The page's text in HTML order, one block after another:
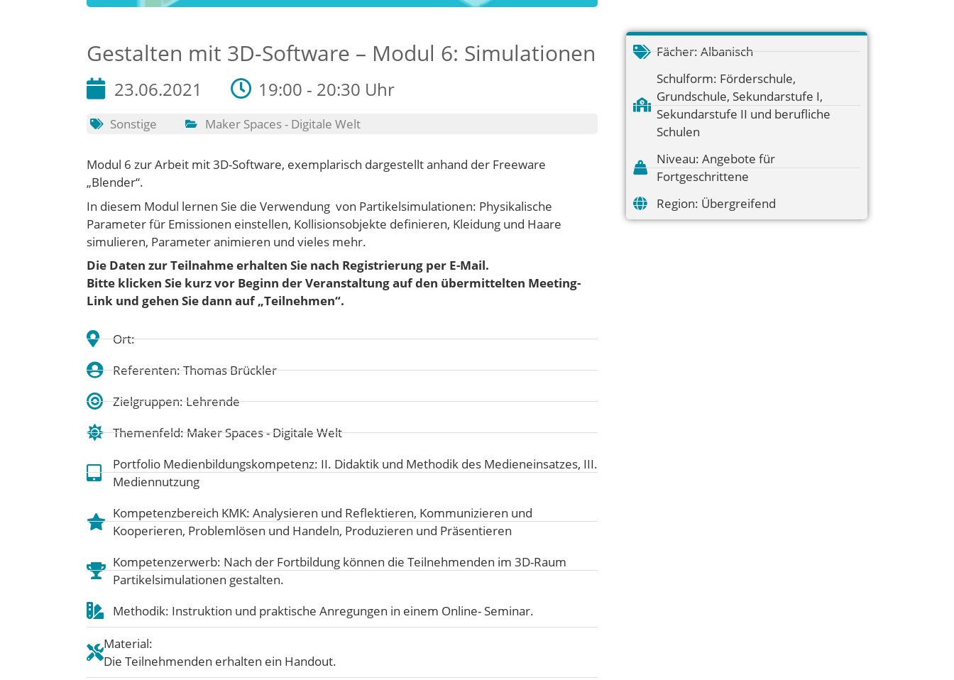
Gestalten mit 3D-Software – Modul 6: Simulationen
23.06.2021 19:00 - 20:30 Uhr
Sonstige Maker Spaces - Digitale Welt
Modul 6 zur Arbeit mit 3D-Software, exemplarisch dargestellt anhand der Freeware
„Blender“.
In diesem Modul lernen Sie die Verwendung von Partikelsimulationen: Physikalische
Parameter für Emissionen einstellen, Kollisionsobjekte definieren, Kleidung und Haare
simulieren, Parameter animieren und vieles mehr.
Die Daten zur Teilnahme erhalten Sie nach Registrierung per E-Mail.
Bitte klicken Sie kurz vor Beginn der Veranstaltung auf den übermittelten Meeting-
Link und gehen Sie dann auf „Teilnehmen“.
Ort:
Referenten: Thomas Brückler
Zielgruppen: Lehrende
Themenfeld:Maker Spaces - Digitale Welt
Portfolio Medienbildungskompetenz: II. Didaktik und Methodik des Medieneinsatzes, III.
Mediennutzung
Kompetenzbereich KMK: Analysieren und Reflektieren, Kommunizieren und
Kooperieren, Problemlösen und Handeln, Produzieren und Präsentieren
Kompetenzerwerb: Nach der Fortbildung können die Teilnehmenden im 3D-Raum
Partikelsimulationen gestalten.
Methodik: Instruktion und praktische Anregungen in einem Online- Seminar.
Material:
Die Teilnehmenden erhalten ein Handout.
Fächer: Albanisch
Schulform: Förderschule,
Grundschule, Sekundarstufe I,
Sekundarstufe II und berufliche
Schulen
Niveau: Angebote für
Fortgeschrittene
Region: Übergreifend